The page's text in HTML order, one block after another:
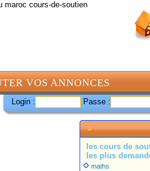
maroc cours-de-soutien
VOS ANNONCES
Login : Passe :
les cours de
les plus
maths